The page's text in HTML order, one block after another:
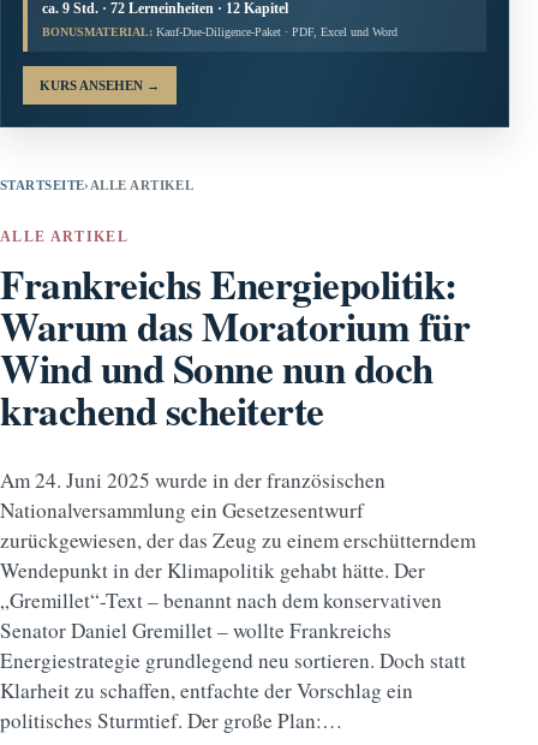
ca. 9 Std. · 72 Lerneinheiten · 12 Kapitel
BONUSMATERIAL: Kauf-Due-Diligence-Paket · PDF, Excel und Word
KURS ANSEHEN →
STARTSEITE› ALLE ARTIKEL
ALLE ARTIKEL
Frankreichs Energiepolitik:
Warum das Moratorium für
Wind und Sonne nun doch
krachend scheiterte
Am 24. Juni 2025 wurde in der französischen
Nationalversammlung ein Gesetzesentwurf
zurückgewiesen, der das Zeug zu einem erschütterndem
Wendepunkt in der Klimapolitik gehabt hätte. Der
„Gremillet“-Text – benannt nach dem konservativen
Senator Daniel Gremillet – wollte Frankreichs
Energiestrategie grundlegend neu sortieren. Doch statt
Klarheit zu schaffen, entfachte der Vorschlag ein
politisches Sturmtief. Der große Plan:…